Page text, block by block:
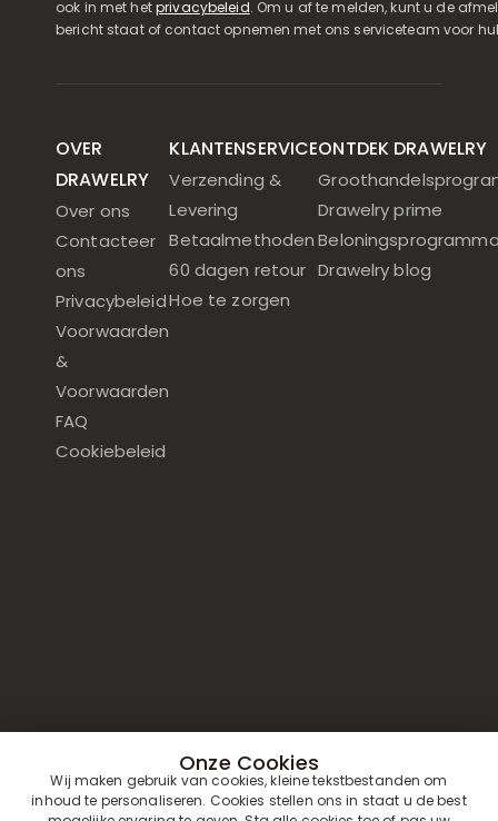
ook in met hetprivacybeleid. Om u af te melden, kunt u de
bericht staat of contact opnemen met ons serviceteam voor
OVER
DRAWELRY
Over ons
Contacteer
ons
Privacybeleid
Voorwaarden
&
Voorwaarden
FAQ
Cookiebeleid
KLANTENSERVICE
Verzending &
Levering
Betaalmethoden
60 dagen retour
Hoe te zorgen
ONTDEK DRAWELRY
Drawelry prime
Drawelry blog
Onze Cookies
Wij maken gebruik van cookies, kleine tekstbestanden om
inhoud te personaliseren. Cookies stellen ons in staat u de best